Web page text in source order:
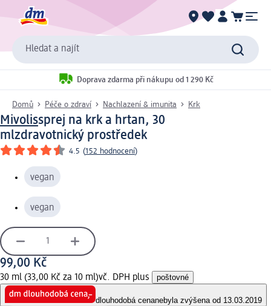
Hledat a najít
Doprava zdarma při nákupu od 1 290 Kč
Domů Péče o zdraví Nachlazení & imunita Krk
Mivolissprej na krk a hrtan, 30
mlzdravotnický prostředek
4.5 (152 hodnocení)
vegan
vegan
99,00 Kč
30 ml (33,00 Kč za 10 ml)vč. DPH plus poštovné
dlouhodobá cenanebyla zvýšena od 13.03.2019